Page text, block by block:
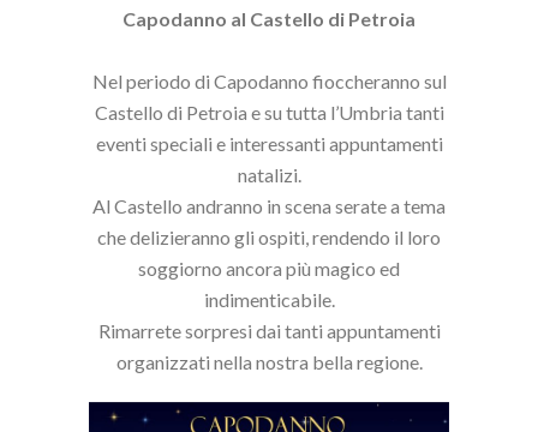
Capodanno al Castello di Petroia
Nel periodo di Capodanno fioccheranno sul
Castello di Petroia e su tutta l’Umbria tanti
eventi speciali e interessanti appuntamenti
natalizi.
Al Castello andranno in scena serate a tema
che delizieranno gli ospiti, rendendo il loro
soggiorno ancora più magico ed
indimenticabile.
Rimarrete sorpresi dai tanti appuntamenti
organizzati nella nostra bella regione.